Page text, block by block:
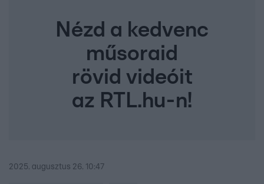
Nézd a kedvenc
műsoraid
rövid videóit
az RTL.hu-n!
2025. augusztus 26. 10:47